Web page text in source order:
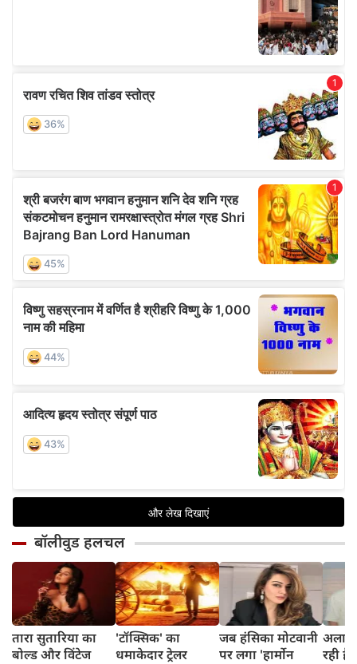
बॉलीवुड हलचल
तारा सुतारिया का
बोल्ड और विंटेज
'टॉक्सिक' का
धमाकेदार ट्रेलर
जब हंसिका मोटवानी
पर लगा 'हार्मोन
रही हैं